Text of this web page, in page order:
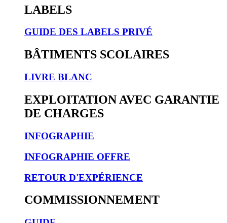
LABELS
GUIDE DES LABELS PRIVÉ
BÂTIMENTS SCOLAIRES
LIVRE BLANC
EXPLOITATION AVEC GARANTIE
DE CHARGES
INFOGRAPHIE
INFOGRAPHIE OFFRE
RETOUR D'EXPÉRIENCE
COMMISSIONNEMENT